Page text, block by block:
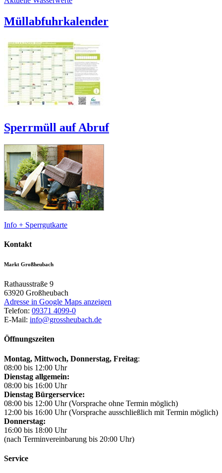
Müllabfuhrkalender
Sperrmüll auf Abruf
Info + Sperrgutkarte
Kontakt
Markt Großheubach
Rathausstraße 9
63920 Großheubach
Adresse in Google Maps anzeigen
Telefon: 09371 4099-0
E-Mail: info@grossheubach.de
Öffnungszeiten
Montag, Mittwoch, Donnerstag, Freitag:
08:00 bis 12:00 Uhr
Dienstag allgemein:
08:00 bis 16:00 Uhr
Dienstag Bürgerservice:
08:00 bis 12:00 Uhr (Vorsprache ohne Termin möglich)
12:00 bis 16:00 Uhr (Vorsprache ausschließlich mit Termin möglich)
Donnerstag:
16:00 bis 18:00 Uhr
(nach Terminvereinbarung bis 20:00 Uhr)
Service